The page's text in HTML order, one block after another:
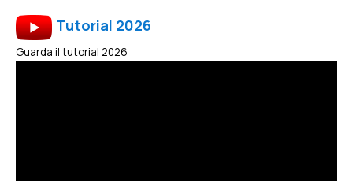
Tutorial 2026
Guarda il tutorial 2026